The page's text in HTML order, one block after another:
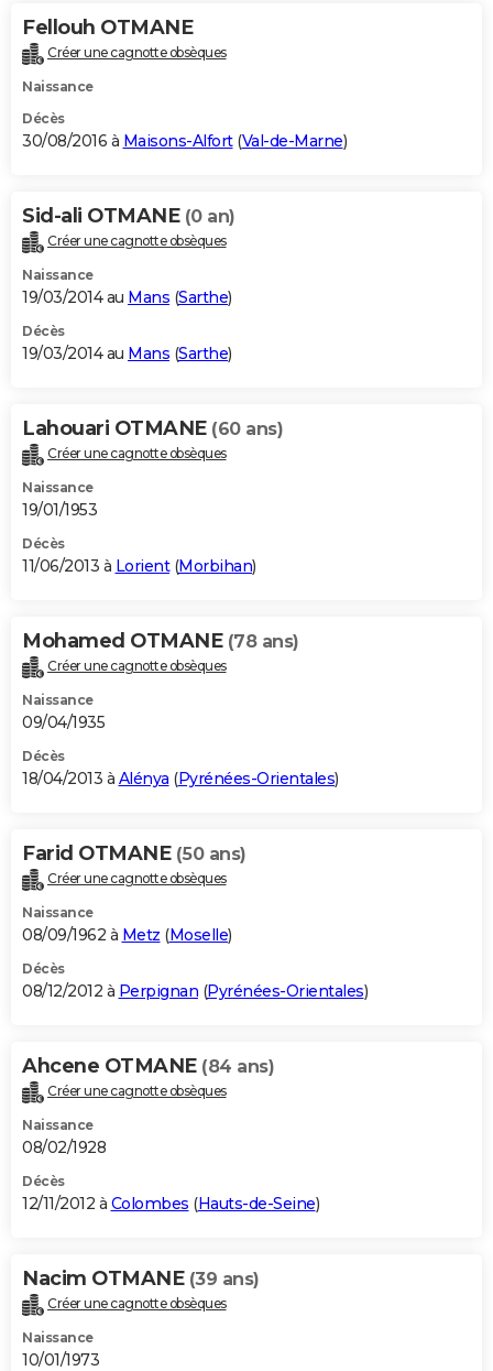
Fellouh OTMANE
Créer une cagnotte obsèques
Naissance
Décès
30/08/2016 à Maisons-Alfort(Val-de-Marne)
Sid-ali OTMANE (0 an)
Créer une cagnotte obsèques
Naissance
19/03/2014 au Mans (Sarthe)
Décès
19/03/2014 au Mans (Sarthe)
Lahouari OTMANE (60 ans)
Créer une cagnotte obsèques
Naissance
19/01/1953
Décès
11/06/2013 à Lorient(Morbihan)
Mohamed OTMANE (78 ans)
Créer une cagnotte obsèques
Naissance
09/04/1935
Décès
18/04/2013 à Alénya (Pyrénées-Orientales)
Farid OTMANE (50 ans)
Créer une cagnotte obsèques
Naissance
08/09/1962 à Metz (Moselle)
Décès
08/12/2012 à Perpignan (Pyrénées-Orientales)
Ahcene OTMANE (84 ans)
Créer une cagnotte obsèques
Naissance
08/02/1928
Décès
12/11/2012 à Colombes (Hauts-de-Seine)
Nacim OTMANE (39 ans)
Créer une cagnotte obsèques
Naissance
10/01/1973